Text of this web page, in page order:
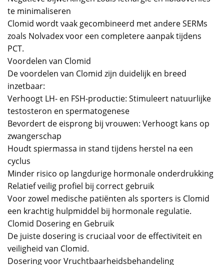
te minimaliseren
Clomid wordt vaak gecombineerd met andere SERMs
zoals Nolvadex voor een completere aanpak tijdens
PCT.
Voordelen van Clomid
De voordelen van Clomid zijn duidelijk en breed
inzetbaar:
Verhoogt LH- en FSH-productie: Stimuleert natuurlijke
testosteron en spermatogenese
Bevordert de eisprong bij vrouwen: Verhoogt kans op
zwangerschap
Houdt spiermassa in stand tijdens herstel na een
cyclus
Minder risico op langdurige hormonale onderdrukking
Relatief veilig profiel bij correct gebruik
Voor zowel medische patiënten als sporters is Clomid
een krachtig hulpmiddel bij hormonale regulatie.
Clomid Dosering en Gebruik
De juiste dosering is cruciaal voor de effectiviteit en
veiligheid van Clomid.
Dosering voor Vruchtbaarheidsbehandeling